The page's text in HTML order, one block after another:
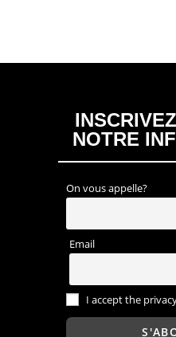
NOTRE
On vous appelle?
Email
I accept the